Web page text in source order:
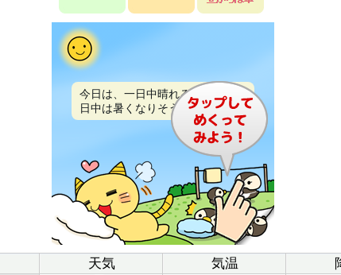
今日は、一日中晴れるでしょう。
日中は暑くなりそうです。
天気 気温